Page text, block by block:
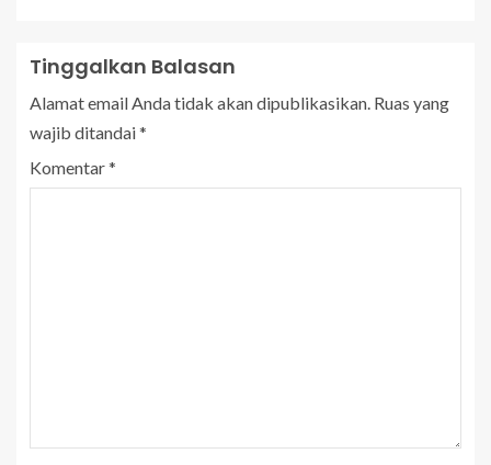
Tinggalkan Balasan
Alamat email Anda tidak akan dipublikasikan. Ruas yang
wajib ditandai*
Komentar*